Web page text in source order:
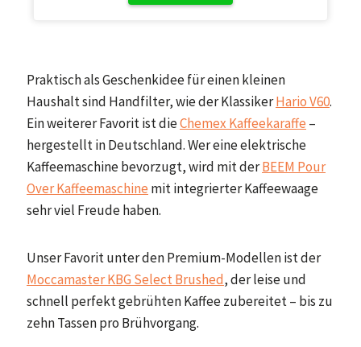
Praktisch als Geschenkidee für einen kleinen
Haushalt sind Handfilter, wie der KlassikerHario V60.
Ein weiterer Favorit ist dieChemex Kaffeekaraffe –
hergestellt in Deutschland. Wer eine elektrische
Kaffeemaschine bevorzugt, wird mit derBEEM Pour
Over Kaffeemaschine mit integrierter Kaffeewaage
sehr viel Freude haben.
Unser Favorit unter den Premium-Modellen ist der
Moccamaster KBG Select Brushed, der leise und
schnell perfekt gebrühten Kaffee zubereitet – bis zu
zehn Tassen pro Brühvorgang.